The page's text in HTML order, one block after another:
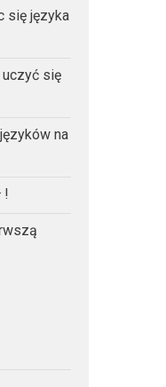
się języka
się
na
!